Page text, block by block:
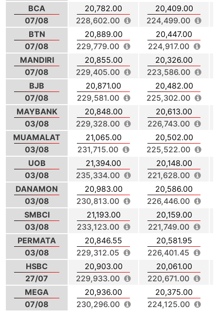
BCA
07/08
20,782.00
228,602.00
20,409.00
224,499.00
BTN
07/08
20,889.00
229,779.00
20,447.00
224,917.00
MANDIRI
07/08
20,855.00
229,405.00
20,326.00
223,586.00
BJB
07/08
20,871.00
229,581.00
20,482.00
225,302.00
MAYBANK
03/08
20,848.00
229,328.00
20,613.00
226,743.00
MUAMALAT
03/08
21,065.00
231,715.00
20,502.00
225,522.00
UOB
03/08
21,394.00
235,334.00
20,148.00
221,628.00
DANAMON
03/08
20,983.00
230,813.00
20,586.00
226,446.00
SMBCI
03/08
21,193.00
233,123.00
20,159.00
221,749.00
PERMATA
03/08
20,846.55
229,312.05
20,581.95
226,401.45
HSBC
27/07
20,903.00
229,933.00
20,061.00
220,671.00
MEGA
07/08
20,936.00
230,296.00
20,375.00
224,125.00